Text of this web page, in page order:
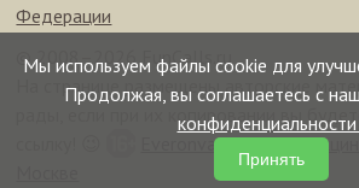
Мы используем файлы cookie для
Продолжая, вы соглашаетесь с
конфиденциальности
Принять
Федерации
© 2008–2026 FunCalls.ru
На странице размещены авторские
рады, если при их копировании вы
Everonvax — центр